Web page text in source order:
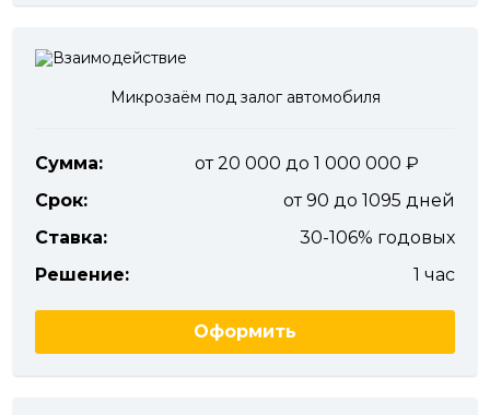
Микрозаём под залог автомобиля
Сумма:
от 20 000 до 1 000 000
Срок:
от 90 до 1095 дней
Ставка:
30-106% годовых
Решение:
1 час
Оформить